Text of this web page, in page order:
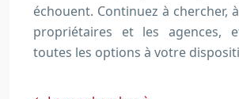
échouent. Continuez à chercher,
propriétaires et les agences,
toutes les options à votre